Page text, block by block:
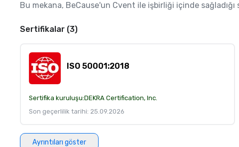
Bu mekana, BeCause'un Cvent ile işbirliği içinde
Sertifikalar (3)
ISO 50001:2018
Sertifika kuruluşu:DEKRA Certification, Inc.
Son geçerlilik tarihi: 25.09.2026
Ayrıntıları göster